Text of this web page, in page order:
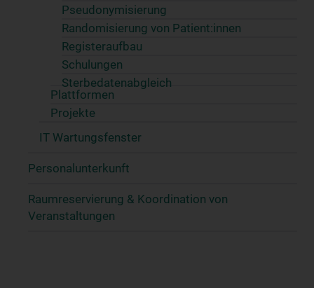
Pseudonymisierung
Randomisierung von Patient:innen
Registeraufbau
Schulungen
Sterbedatenabgleich
Plattformen
Projekte
IT Wartungsfenster
Personalunterkunft
Raumreservierung & Koordination von
Veranstaltungen